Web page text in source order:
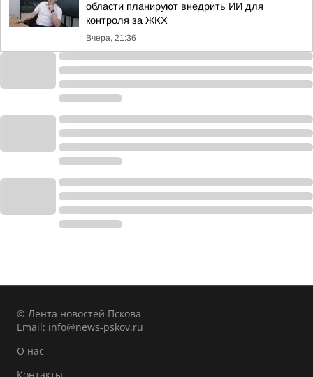
области планируют внедрить ИИ для
контроля за ЖКХ
Вчера, 21:36
© Лента новостей Пскова
Email: info@news-pskov.ru
О нас